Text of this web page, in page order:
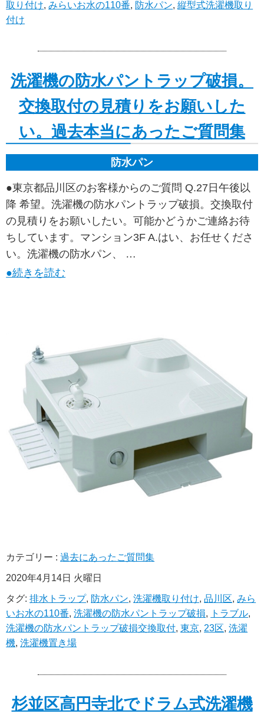
取り付け,みらいお水の110番, 防水パン,縦型式洗濯機取り
付け
洗濯機の防水パントラップ破損。
交換取付の見積りをお願いした
い。過去本当にあったご質問集
防水パン
●東京都品川区のお客様からのご質問 Q.27日午後以
降 希望。洗濯機の防水パントラップ破損。交換取付
の見積りをお願いしたい。可能かどうかご連絡お待
ちしています。マンション3F A.はい、お任せくださ
い。洗濯機の防水パン、 …
●続きを読む
カテゴリー :過去にあったご質問集
2020年4月14日 火曜日
タグ:排水トラップ, 防水パン,洗濯機取り付け,品川区,みら
いお水の110番,洗濯機の防水パントラップ破損, トラブル,
洗濯機の防水パントラップ破損交換取付,東京, 23区,洗濯
機,洗濯機置き場
杉並区高円寺北でドラム式洗濯機